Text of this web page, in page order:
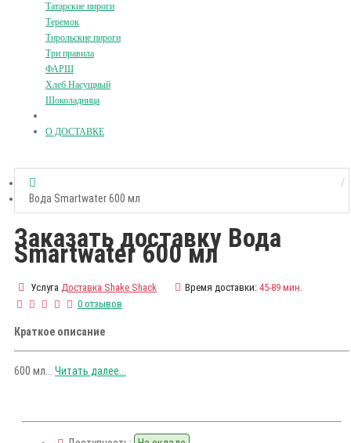
Татарские пироги
Теремок
Тирольские пироги
Три правила
ФАРШ
Хлеб Насущный
Шоколадница
О ДОСТАВКЕ
Вода Smartwater 600 мл
Заказать доставку Вода
Smartwater 600 мл
Услуга Доставка Shake Shack Время доставки: 45-89 мин.
0 отзывов
Краткое описание
600 мл... Читать далее...